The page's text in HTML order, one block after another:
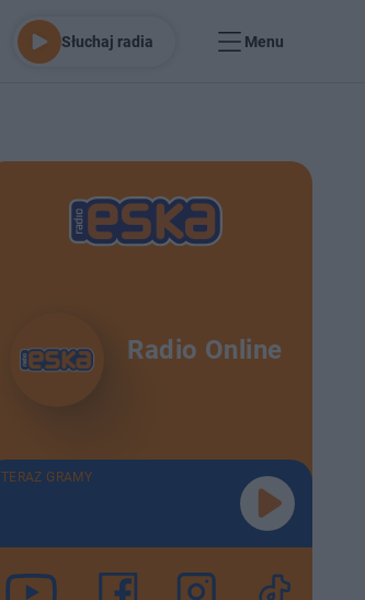
Słuchaj radia Menu
Radio Online
TERAZ GRAMY